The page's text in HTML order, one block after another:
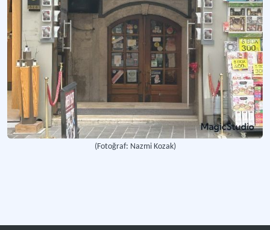
İtnografya müzesi.
Gaziantep Naip Hamamı
Kültürel miras.
Ali Paşa Hamamı
Çorum ilinde yer alan tarihi hamam.
Daha fazla
(Fotoğraf: Nazmi Kozak)